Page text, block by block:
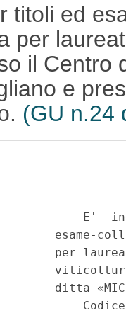
titoli ed
per
il Centro
e
(GU n.24